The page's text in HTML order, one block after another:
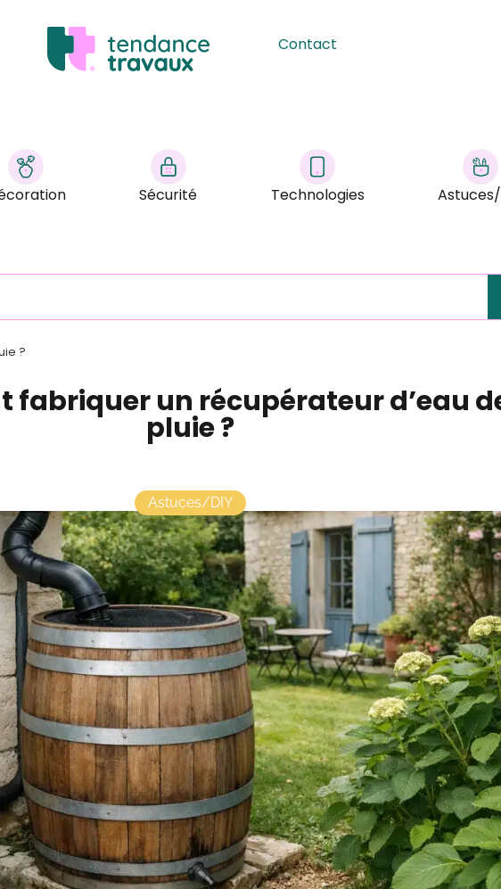
Contact
Sécurité Technologies
?
fabriquer un récupérateur d’eau
pluie ?
Astuces/DIY